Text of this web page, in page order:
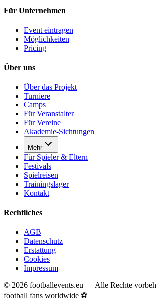
Für Unternehmen
Event eintragen
Möglichkeiten
Pricing
Über uns
Über das Projekt
Turniere
Camps
Für Veranstalter
Für Vereine
Akademie-Sichtungen
Mehr
Für Spieler & Eltern
Festivals
Spielreisen
Trainingslager
Kontakt
Rechtliches
AGB
Datenschutz
Erstattung
Cookies
Impressum
© 2026 footballevents.eu — Alle Rechte
football fans worldwide ⚽